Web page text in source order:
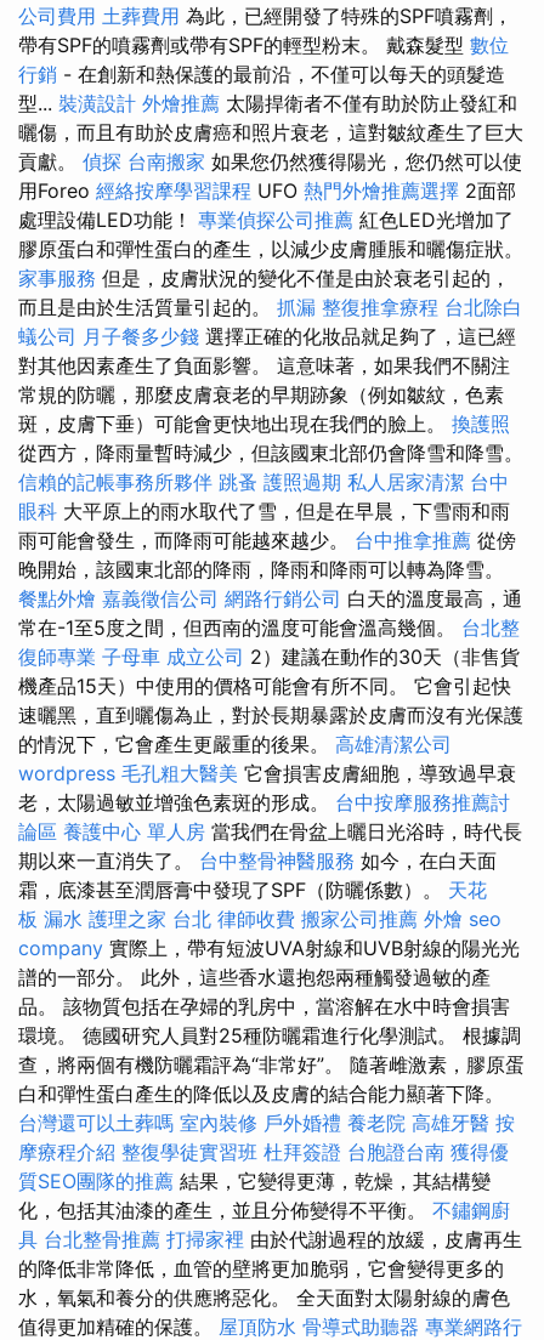
公司費用 土葬費用 為此，已經開發了特殊的SPF噴霧劑，
帶有SPF的噴霧劑或帶有SPF的輕型粉末。 戴森髮型 數位
行銷 - 在創新和熱保護的最前沿，不僅可以每天的頭髮造
型... 裝潢設計 外燴推薦 太陽捍衛者不僅有助於防止發紅和
曬傷，而且有助於皮膚癌和照片衰老，這對皺紋產生了巨大
貢獻。 偵探 台南搬家 如果您仍然獲得陽光，您仍然可以使
用Foreo 經絡按摩學習課程 UFO 熱門外燴推薦選擇 2面部
處理設備LED功能！ 專業偵探公司推薦 紅色LED光增加了
膠原蛋白和彈性蛋白的產生，以減少皮膚腫脹和曬傷症狀。
家事服務 但是，皮膚狀況的變化不僅是由於衰老引起的，
而且是由於生活質量引起的。 抓漏 整復推拿療程 台北除白
蟻公司 月子餐多少錢 選擇正確的化妝品就足夠了，這已經
對其他因素產生了負面影響。 這意味著，如果我們不關注
常規的防曬，那麼皮膚衰老的早期跡象（例如皺紋，色素
斑，皮膚下垂）可能會更快地出現在我們的臉上。 換護照
從西方，降雨量暫時減少，但該國東北部仍會降雪和降雪。
信賴的記帳事務所夥伴 跳蚤 護照過期 私人居家清潔 台中
眼科 大平原上的雨水取代了雪，但是在早晨，下雪雨和雨
雨可能會發生，而降雨可能越來越少。 台中推拿推薦 從傍
晚開始，該國東北部的降雨，降雨和降雨可以轉為降雪。
餐點外燴 嘉義徵信公司 網路行銷公司 白天的溫度最高，通
常在-1至5度之間，但西南的溫度可能會溫高幾個。 台北整
復師專業 子母車 成立公司 2）建議在動作的30天（非售貨
機產品15天）中使用的價格可能會有所不同。 它會引起快
速曬黑，直到曬傷為止，對於長期暴露於皮膚而沒有光保護
的情況下，它會產生更嚴重的後果。 高雄清潔公司
wordpress 毛孔粗大醫美 它會損害皮膚細胞，導致過早衰
老，太陽過敏並增強色素斑的形成。 台中按摩服務推薦討
論區 養護中心 單人房 當我們在骨盆上曬日光浴時，時代長
期以來一直消失了。 台中整骨神醫服務 如今，在白天面
霜，底漆甚至潤唇膏中發現了SPF（防曬係數）。 天花
板 漏水 護理之家 台北 律師收費 搬家公司推薦 外燴 seo
company 實際上，帶有短波UVA射線和UVB射線的陽光光
譜的一部分。 此外，這些香水還抱怨兩種觸發過敏的產
品。 該物質包括在孕婦的乳房中，當溶解在水中時會損害
環境。 德國研究人員對25種防曬霜進行化學測試。 根據調
查，將兩個有機防曬霜評為“非常好”。 隨著雌激素，膠原蛋
白和彈性蛋白產生的降低以及皮膚的結合能力顯著下降。
台灣還可以土葬嗎 室內裝修 戶外婚禮 養老院 高雄牙醫 按
摩療程介紹 整復學徒實習班 杜拜簽證 台胞證台南 獲得優
質SEO團隊的推薦 結果，它變得更薄，乾燥，其結構變
化，包括其油漆的產生，並且分佈變得不平衡。 不鏽鋼廚
具 台北整骨推薦 打掃家裡 由於代謝過程的放緩，皮膚再生
的降低非常降低，血管的壁將更加脆弱，它會變得更多的
水，氧氣和養分的供應將惡化。 全天面對太陽射線的膚色
值得更加精確的保護。 屋頂防水 骨導式助聽器 專業網路行